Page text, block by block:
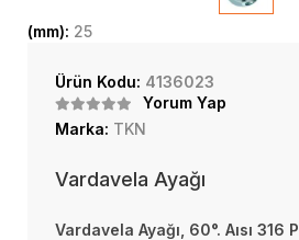
(mm): 25
Ürün Kodu: 4136023
Yorum Yap
Marka: TKN
Vardavela Ayağı
Vardavela Ayağı, 60°. Aısı 316